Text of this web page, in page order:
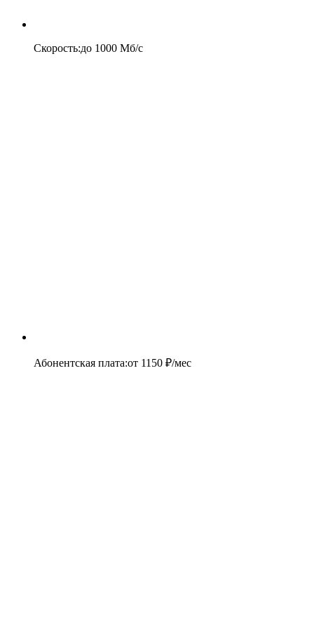
Скорость:до 1000 Мб/c
Абонентская плата:от 1150 ₽/мес